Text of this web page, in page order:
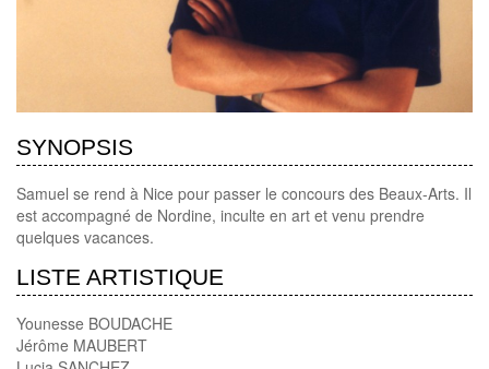
SYNOPSIS
Samuel se rend à Nice pour passer le concours des Beaux-Arts. Il
est accompagné de Nordine, inculte en art et venu prendre
quelques vacances.
LISTE ARTISTIQUE
Younesse BOUDACHE
Jérôme MAUBERT